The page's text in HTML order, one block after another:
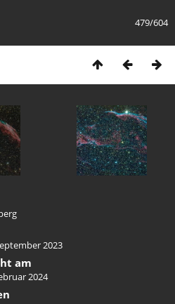
479/604
2023
am
2024